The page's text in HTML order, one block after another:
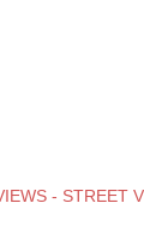
- STREET